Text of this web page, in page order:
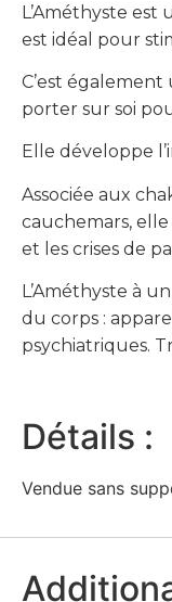
L’Améthyste
est idéal pour
C’est
porter sur soi
Elle développe
Associée aux
cauchemars,
et les crises de
L’Améthyste à
du corps :
psychiatriques.
Détails :
Vendue sans